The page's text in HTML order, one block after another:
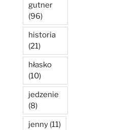
gutner
(96)
historia
(21)
hłasko
(10)
jedzenie
(8)
jenny (11)